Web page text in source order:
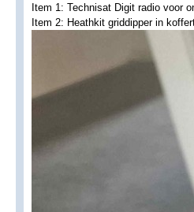
Item 1: Technisat Digit radio voor
Item 2: Heathkit griddipper in